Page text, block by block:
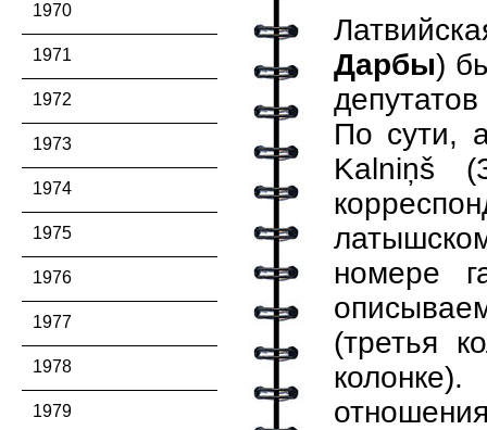
1970
1971
1972
1973
1974
1975
1976
1977
1978
1979
Дарбы)
По сути,
Kalniņš
номере
(третья